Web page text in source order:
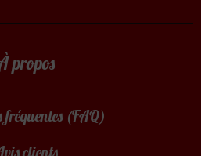
propos
fréquentes (FAQ)
clients